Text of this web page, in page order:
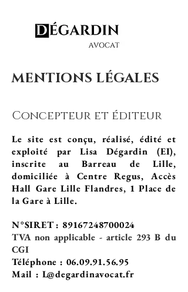
MENTIONS LÉGALES
Concepteur et éditeur
Le site est conçu, réalisé, édité et
exploité par Lisa Dégardin (EI),
inscrite au Barreau de Lille,
domiciliée à Centre Regus, Accès
Hall Gare Lille Flandres, 1 Place de
la Gare à Lille.
N°SIRET : 89167248700024
TVA non applicable - article 293 B du
CGI
Téléphone : 06.09.91.56.95
Mail : L@degardinavocat.fr